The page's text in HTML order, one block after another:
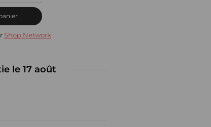
Shop Network
le 17 août